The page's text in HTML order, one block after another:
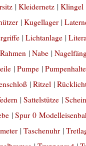
|Kleidernetz |Klingel
|Kugellager |
|Lichtanlage |
|Nabe |
|Pumpe |
|Ritzel |
|Sattelstütze |
|Spur 0
|Taschenuhr |